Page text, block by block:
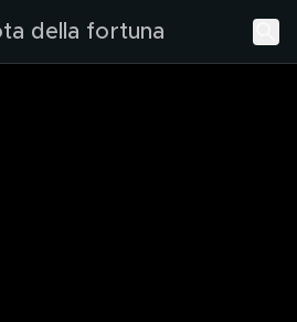
della fortuna